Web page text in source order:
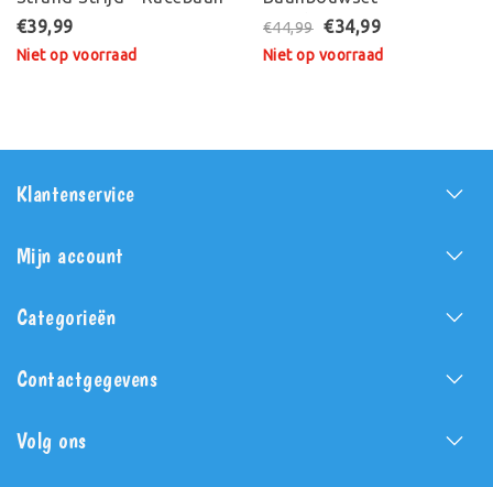
€39,99
Niet op voorraad
Racebaan
€44,99 €34,99
Niet op voorraad
Klantenservice
Mijn account
Categorieën
Contactgegevens
Volg ons